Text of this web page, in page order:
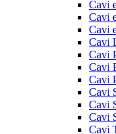
Cavi
Cavi
Cavi
Cavi
Cavi
Cavi
Cavi
Cavi
Cavi
Cavi
Cavi